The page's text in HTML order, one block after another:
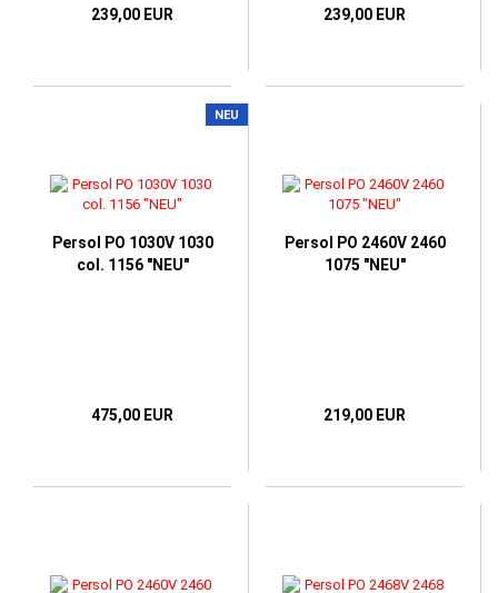
239,00 EUR 239,00 EUR
NEU
Persol PO 1030V 1030
col. 1156 "NEU"
475,00 EUR
Persol PO 2460V 2460
1075 "NEU"
219,00 EUR